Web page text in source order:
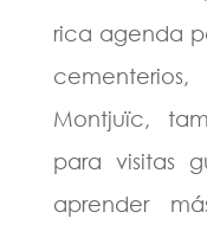
rica agenda
Montjuïc,
para visitas
aprender